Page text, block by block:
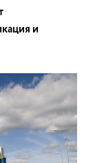
и